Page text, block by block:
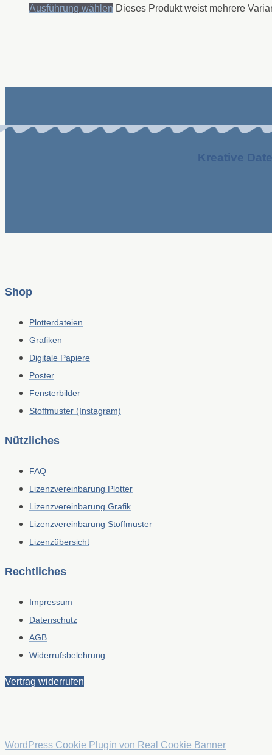
Ausführung wählen Dieses Produkt weist mehrere
Kreative
Shop
Plotterdateien
Grafiken
Digitale Papiere
Poster
Fensterbilder
Stoffmuster (Instagram)
Nützliches
FAQ
Lizenzvereinbarung Plotter
Lizenzvereinbarung Grafik
Lizenzvereinbarung Stoffmuster
Lizenzübersicht
Rechtliches
Impressum
Datenschutz
AGB
Widerrufsbelehrung
Vertrag widerrufen
WordPress Cookie Plugin von Real Cookie Banner